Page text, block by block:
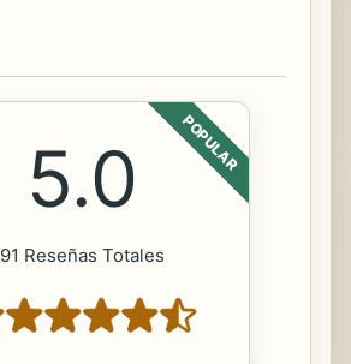
POPULAR
5.0
91 Reseñas Totales